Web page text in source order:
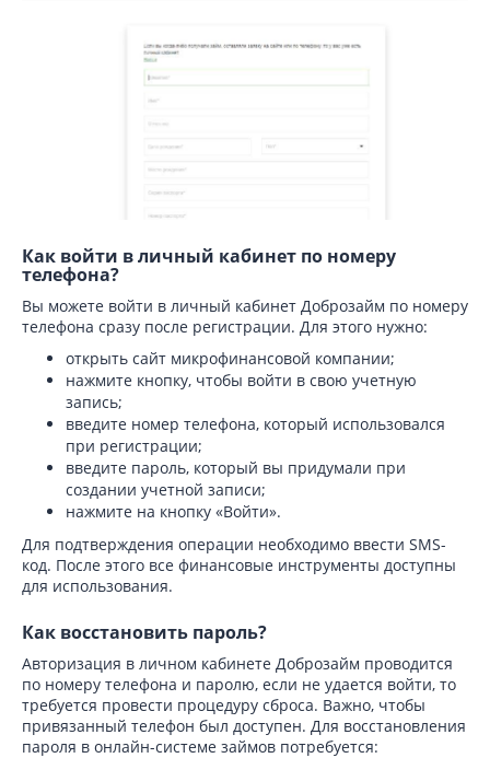
Как войти в личный кабинет по номеру
телефона?
Вы можете войти в личный кабинет Доброзайм по номеру
телефона сразу после регистрации. Для этого нужно:
открыть сайт микрофинансовой компании;
нажмите кнопку, чтобы войти в свою учетную
запись;
введите номер телефона, который использовался
при регистрации;
введите пароль, который вы придумали при
создании учетной записи;
нажмите на кнопку «Войти».
Для подтверждения операции необходимо ввести SMS-
код. После этого все финансовые инструменты доступны
для использования.
Как восстановить пароль?
Авторизация в личном кабинете Доброзайм проводится
по номеру телефона и паролю, если не удается войти, то
требуется провести процедуру сброса. Важно, чтобы
привязанный телефон был доступен. Для восстановления
пароля в онлайн-системе займов потребуется: